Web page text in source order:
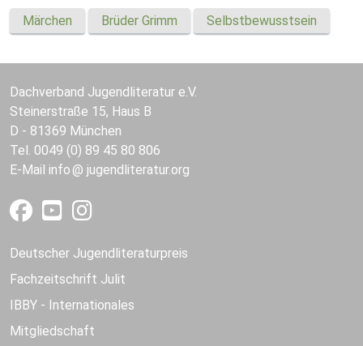
Märchen Brüder Grimm Selbstbewusstsein
Dachverband Jugendliteratur e.V.
Steinerstraße 15, Haus B
D - 81369 München
Tel. 0049 (0) 89 45 80 806
E-Mail info jugendliteratur.org
Deutscher Jugendliteraturpreis
Fachzeitschrift Julit
IBBY - Internationales
Mitgliedschaft